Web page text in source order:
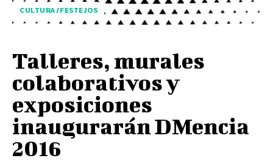
CULTURA/FESTEJOS
Talleres, murales
colaborativos y
exposiciones
inaugurarán DMencia
2016